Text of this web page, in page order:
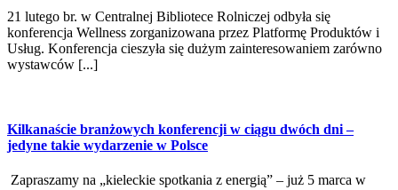
21 lutego br. w Centralnej Bibliotece Rolniczej odbyła się
konferencja Wellness zorganizowana przez Platformę Produktów i
Usług. Konferencja cieszyła się dużym zainteresowaniem zarówno
wystawców [...]
Kilkanaście branżowych konferencji w ciągu dwóch dni –
jedyne takie wydarzenie w Polsce
Zapraszamy na „kieleckie spotkania z energią” – już 5 marca w